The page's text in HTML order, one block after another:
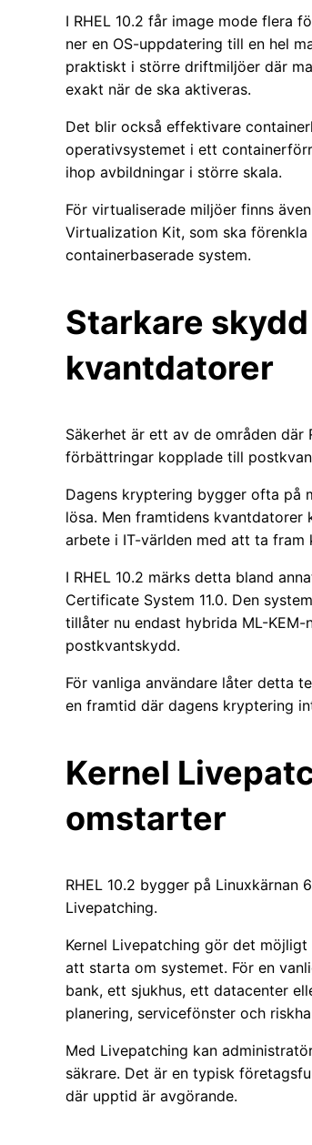
I RHEL 10.2 får image mode flera
ner en OS-uppdatering till en hel
praktiskt i större driftmiljöer där
exakt när de ska aktiveras.
Det blir också effektivare
operativsystemet i ett
ihop avbildningar i större skala.
För virtualiserade miljöer finns
Virtualization Kit, som ska
containerbaserade system.
Starkare
kvantdatorer
Säkerhet är ett av de områden där
förbättringar kopplade till
Dagens kryptering bygger ofta på
lösa. Men framtidens
arbete i IT-världen med att ta
I RHEL 10.2 märks detta bland
Certificate System 11.0. Den
tillåter nu endast hybrida ML-
postkvantskydd.
För vanliga användare låter detta
en framtid där dagens kryptering
Kernel
omstarter
RHEL 10.2 bygger på Linuxkärnan
Livepatching.
Kernel Livepatching gör det
att starta om systemet. För en
bank, ett sjukhus, ett datacenter
planering, servicefönster och
Med Livepatching kan
säkrare. Det är en typisk
där upptid är avgörande.